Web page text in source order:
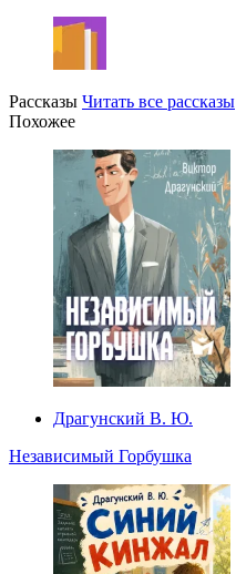
Рассказы Читать все рассказы
Похожее
Драгунский В. Ю.
Независимый Горбушка